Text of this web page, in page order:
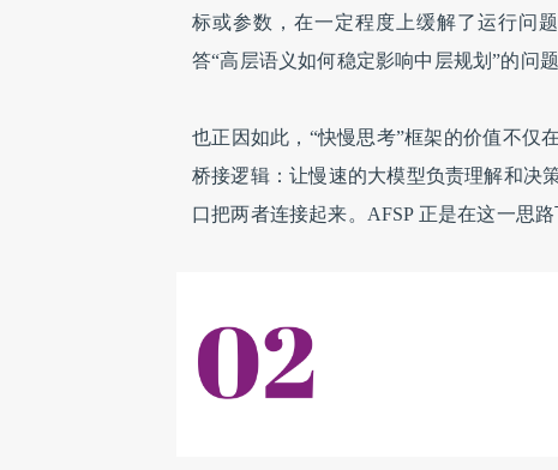
标或参数，在一定程度上缓解了运行问
答“高层语义如何稳定影响中层规划”的问题
也正因如此，“快慢思考”框架的价值不仅
桥接逻辑：让慢速的大模型负责理解和决
口把两者连接起来。AFSP 正是在这一思路